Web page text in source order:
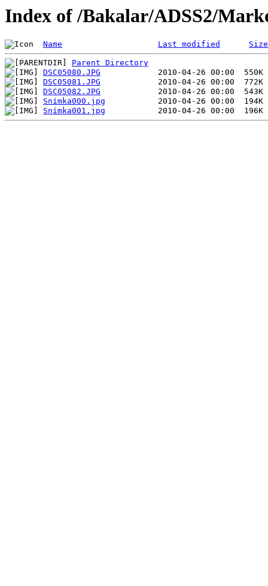
Index of /Bakalar/ADSS2/
Name Last modified Size
Parent Directory
DSC05080.JPG
DSC05081.JPG
DSC05082.JPG
Snímka000.jpg
Snímka001.jpg